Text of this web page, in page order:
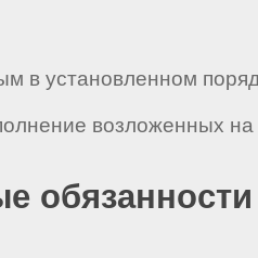
в установленном
возложенных на
обязанности